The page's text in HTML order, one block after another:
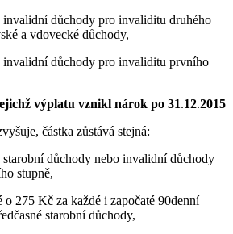
důchody pro invaliditu druhého
a vdovecké důchody,
důchody pro invaliditu prvního
výplatu vznikl nárok po 31.12.2015
částka zůstává stejná:
důchody nebo invalidní důchody
stupně,
o 275 Kč za každé i započaté 90denní
starobní důchody,